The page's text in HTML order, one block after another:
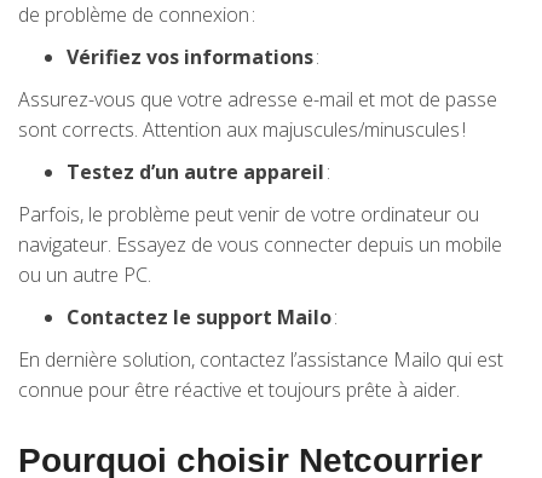
de problème de connexion :
Vérifiez vos informations:
Assurez-vous que votre adresse e-mail et mot de passe
sont corrects. Attention aux majuscules/minuscules !
Testez d’un autre appareil:
Parfois, le problème peut venir de votre ordinateur ou
navigateur. Essayez de vous connecter depuis un mobile
ou un autre PC.
Contactez le support Mailo:
En dernière solution, contactez l’assistance Mailo qui est
connue pour être réactive et toujours prête à aider.
Pourquoi choisir Netcourrier